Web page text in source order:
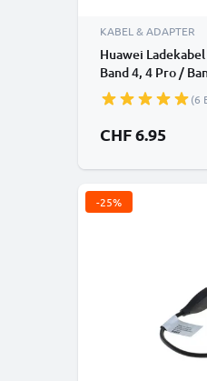
KABEL & ADAPTER
Huawei
Band 4, 4 Pro /
Fitness Tracker /(6
CHF 6.95
-25%